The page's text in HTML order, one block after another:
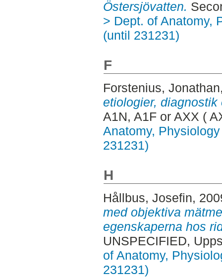
Östersjövatten.
> Dept. of Anatomy,
(until 231231)
F
Forstenius, Jonathan
etiologier, diagnostik
A1N, A1F or AXX (
Anatomy,
231231)
H
Hållbus, Josefin,
med objektiva
egenskaperna hos
UNSPECIFIED,
of Anatomy,
231231)